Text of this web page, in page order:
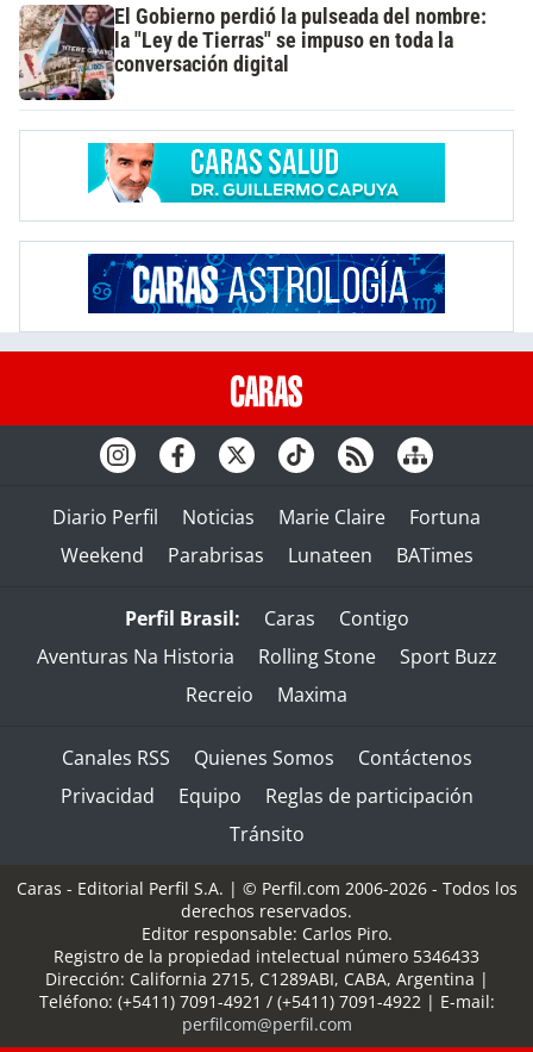
El Gobierno perdió la pulseada del nombre:
la "Ley de Tierras" se impuso en toda la
conversación digital
Diario Perfil Noticias Marie Claire
Fortuna
Weekend
Parabrisas Lunateen BATimes
Perfil Brasil: Caras
Contigo
Aventuras Na Historia
Rolling Stone
Sport Buzz
Recreio
Maxima
Canales RSS Quienes Somos
Contáctenos
Privacidad
Equipo
Reglas de participación
Tránsito
Caras - Editorial Perfil S.A. | © Perfil.com 2006-2026 - Todos los
derechos reservados.
Editor responsable: Carlos Piro.
Registro de la propiedad intelectual número 5346433
Dirección: California 2715, C1289ABI, CABA, Argentina |
Teléfono: (+5411) 7091-4921 / (+5411) 7091-4922| E-mail:
perfilcom@perfil.com